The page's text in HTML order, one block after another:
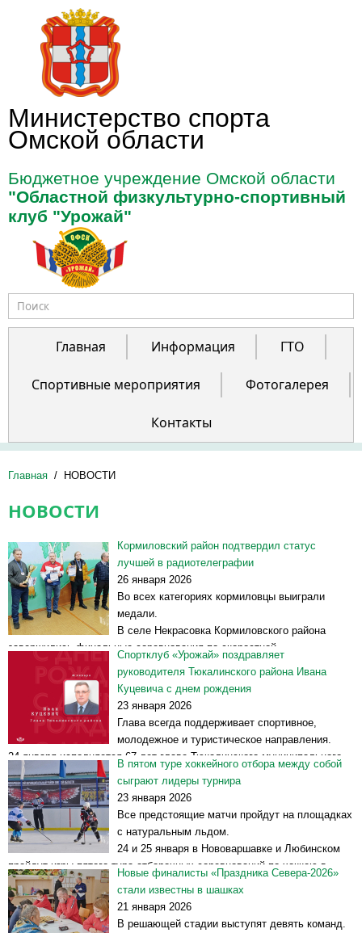
Перейти к основному содержанию
Министерство спорта
Омской области
Бюджетное учреждение Омской области
"Областной физкультурно-спортивный
клуб "Урожай"
Форма поиска
Главная
Информация ГТО
Спортивные мероприятия Фотогалерея
Контакты
Главная / НОВОСТИ
НОВОСТИ
Кормиловский район подтвердил статус
лучшей в радиотелеграфии
26 января 2026
Во всех категориях кормиловцы выиграли
медали.
В селе Некрасовка Кормиловского района
завершились финальные соревнования по скоростной
радиотелеграфии, которые проводились в зачет 56-го областного
сельского спортивно-культурного «Праздника Севера –
Таврическое-2026».
Турнир собрал...Читать далее >>
Спортклуб «Урожай» поздравляет
руководителя Тюкалинского района Ивана
Куцевича с днем рождения
23 января 2026
Глава всегда поддерживает спортивное,
молодежное и туристическое направления.
24 января исполняется 67 лет главе Тюкалинского муниципального
района Ивану Куцевичу. Руководителя поздравляют директор
спортклуба «Урожай» Александр Иванов и его коллектив, желая ему
крепкого сибирского... Читать далее >>
В пятом туре хоккейного отбора между собой
сыграют лидеры турнира
23 января 2026
Все предстоящие матчи пройдут на площадках
с натуральным льдом.
24 и 25 января в Нововаршавке и Любинском
пройдут игры пятого тура отборочных соревнований по хоккею в
зачет 56-го областного сельского спортивно-культурного «Праздника
Севера – Таврическое-2026». В турнире участвуют восемь...
далее >>
Новые финалисты «Праздника Севера-2026»
стали известны в шашках
21 января 2026
В решающей стадии выступят девять команд.